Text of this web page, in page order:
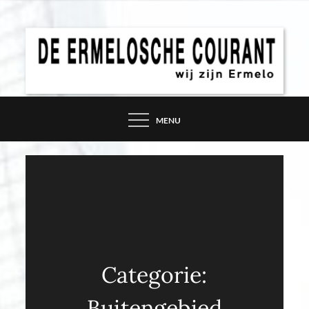
DE ERMELOSCHE
COURANT – WIJ ZIJN
ERMELO
MENU
Categorie: